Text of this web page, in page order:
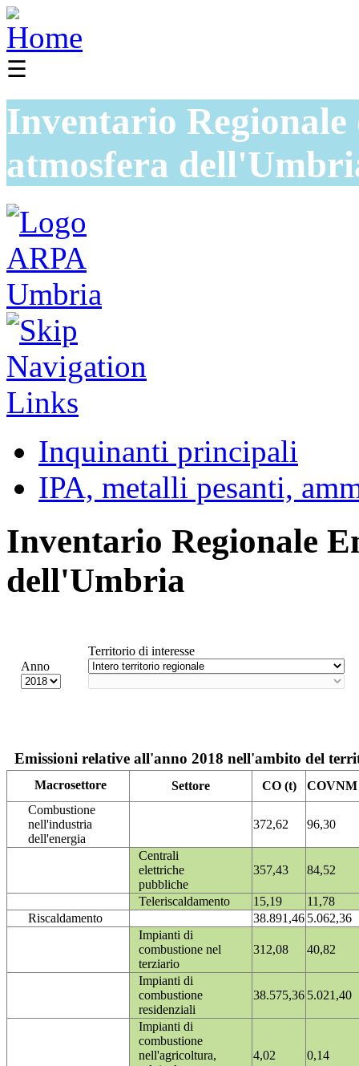
☰
Inventario
atmosfera
Inquinanti principali
IPA, metalli pesanti,
Inventario Regionale
dell'Umbria
Anno
Territorio di interesse
Emissioni relative all'anno 2018 nell'ambito del
Macrosettore Settore CO (t)
COVNM
Combustione
nell'industria
dell'energia
372,62 96,30
Centrali
elettriche
pubbliche
357,43 84,52
Teleriscaldamento 15,19
11,78
Riscaldamento
38.891,46 5.062,36
Impianti di
combustione nel
terziario
312,08 40,82
Impianti di
combustione
residenziali
38.575,36 5.021,40
Impianti di
combustione
nell'agricoltura,
4,02 0,14